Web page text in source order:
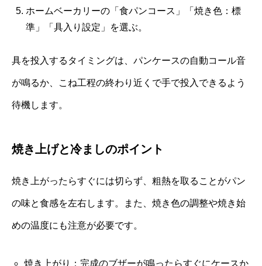
ホームベーカリーの「食パンコース」「焼き色：標
準」「具入り設定」を選ぶ。
具を投入するタイミングは、パンケースの自動コール音
が鳴るか、こね工程の終わり近くで手で投入できるよう
待機します。
焼き上げと冷ましのポイント
焼き上がったらすぐには切らず、粗熱を取ることがパン
の味と食感を左右します。また、焼き色の調整や焼き始
めの温度にも注意が必要です。
焼き上がり：完成のブザーが鳴ったらすぐにケースか